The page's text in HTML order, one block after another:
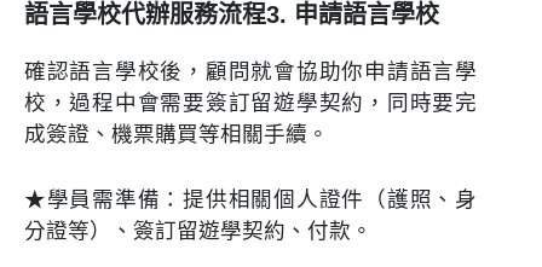
語言學校代辦服務流程3. 申請語言學校
確認語言學校後，顧問就會協助你申請語言學
校，過程中會需要簽訂留遊學契約，同時要完
成簽證、機票購買等相關手續。
★學員需準備：提供相關個人證件（護照、身
分證等）、簽訂留遊學契約、付款。